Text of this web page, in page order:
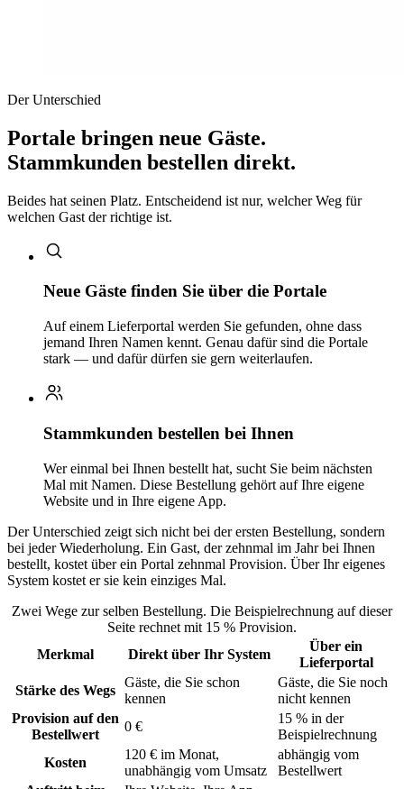
Der Unterschied
Portale bringen neue Gäste.
Stammkunden bestellen direkt.
Beides hat seinen Platz. Entscheidend ist nur, welcher Weg für
welchen Gast der richtige ist.
Neue Gäste finden Sie über die Portale
Auf einem Lieferportal werden Sie gefunden, ohne dass
jemand Ihren Namen kennt. Genau dafür sind die Portale
stark — und dafür dürfen sie gern weiterlaufen.
Stammkunden bestellen bei Ihnen
Wer einmal bei Ihnen bestellt hat, sucht Sie beim nächsten
Mal mit Namen. Diese Bestellung gehört auf Ihre eigene
Website und in Ihre eigene App.
Der Unterschied zeigt sich nicht bei der ersten Bestellung, sondern
bei jeder Wiederholung. Ein Gast, der zehnmal im Jahr bei Ihnen
bestellt, kostet über ein Portal zehnmal Provision. Über Ihr eigenes
System kostet er sie kein einziges Mal.
Zwei Wege zur selben Bestellung. Die Beispielrechnung auf dieser
Seite rechnet mit 15 % Provision.
Merkmal
Direkt über Ihr System
Über ein
Lieferportal
Stärke des Wegs
Gäste, die Sie schon
kennen
Gäste, die Sie noch
nicht kennen
Provision auf den
Bestellwert
0 €
15 % in der
Beispielrechnung
Kosten
120 € im Monat,
unabhängig vom Umsatz
abhängig vom
Bestellwert